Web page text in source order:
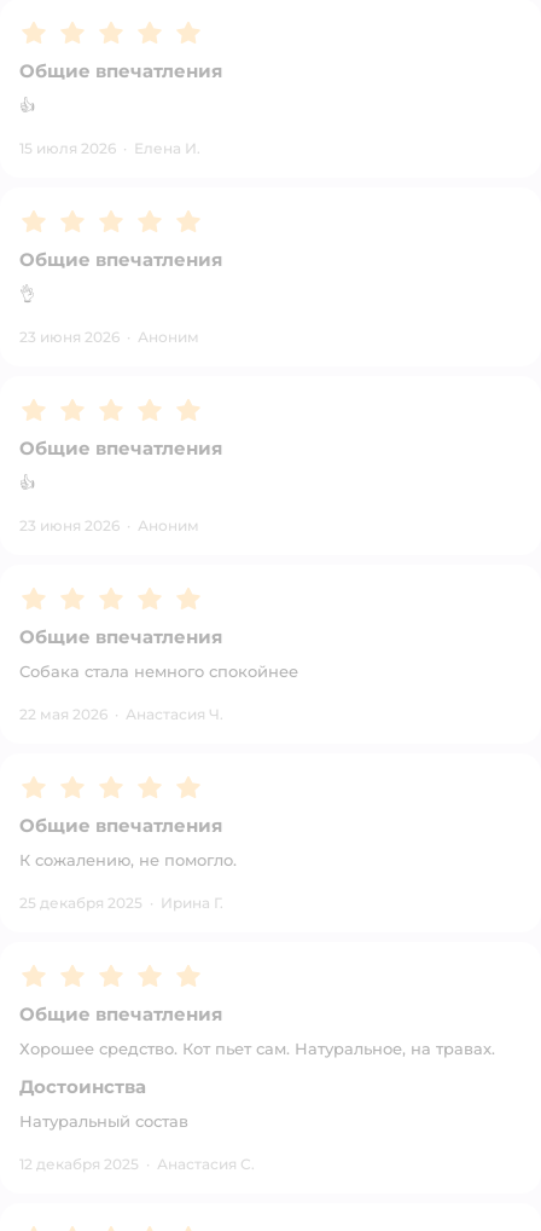
Рейтинг:5
Общие впечатления
👍
15 июля 2026 · Елена И.
Рейтинг:5
Общие впечатления
👌
23 июня 2026 · Аноним
Рейтинг:5
Общие впечатления
👍
23 июня 2026 · Аноним
Рейтинг:5
Общие впечатления
Собака стала немного спокойнее
22 мая 2026 · Анастасия Ч.
Рейтинг:5
Общие впечатления
К сожалению, не помогло.
25 декабря 2025 · Ирина Г.
Рейтинг:5
Общие впечатления
Хорошее средство. Кот пьет сам. Натуральное, на травах.
Достоинства
Натуральный состав
12 декабря 2025 · Анастасия С.